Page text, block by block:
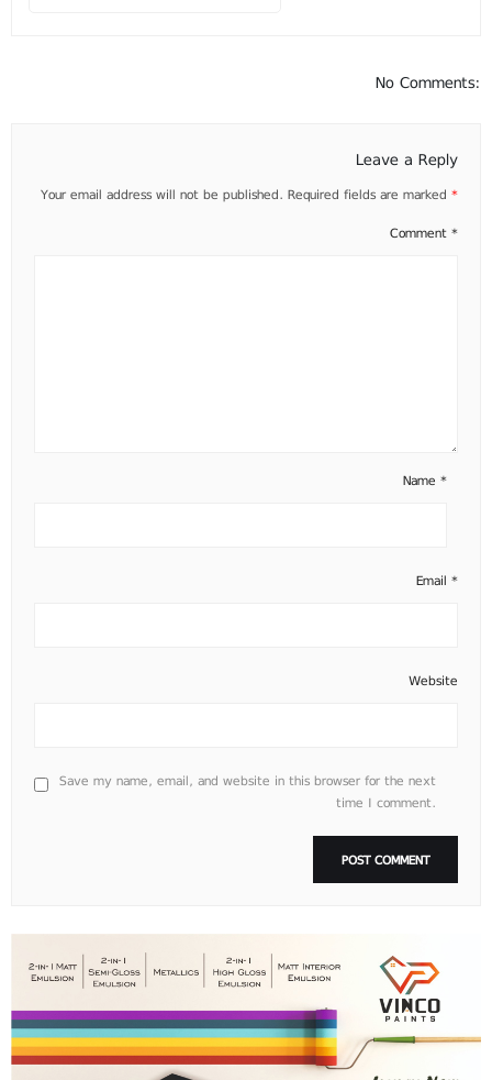
No Comments:
Leave a Reply
Your email address will not be published. Required fields are marked *
Comment *
Name *
Email *
Website
Save my name, email, and website in this browser for the next
time I comment.